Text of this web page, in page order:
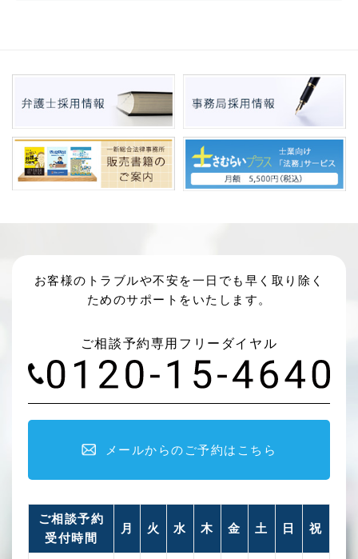
お客様のトラブルや不安を一日でも早く取り除く
ためのサポートをいたします。
ご相談予約専用フリーダイヤル
メールからのご予約はこちら
ご相談予約
受付時間
月 火 水 木 金 土 日 祝